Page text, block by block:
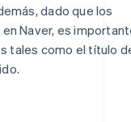
dado que los
Naver, es
tales como el título